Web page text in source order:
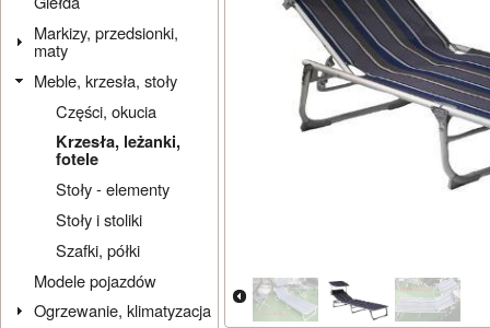
Markizy, przedsionki,
maty
Meble, krzesła, stoły
Części, okucia
Krzesła, leżanki,
fotele
Stoły - elementy
Stoły i stoliki
Szafki, półki
Modele pojazdów
Ogrzewanie, klimatyzacja